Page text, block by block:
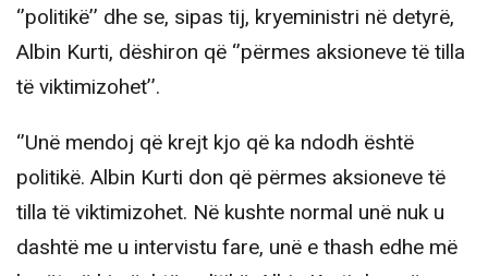
‘’politikë’’ dhe se, sipas tij, kryeministri në detyrë,
Albin Kurti, dëshiron që ‘’përmes aksioneve të tilla
të viktimizohet’’.
‘’Unë mendoj që krejt kjo që ka ndodh është
politikë. Albin Kurti don që përmes aksioneve të
tilla të viktimizohet. Në kushte normal unë nuk u
dashtë me u intervistu fare, unë e thash edhe më